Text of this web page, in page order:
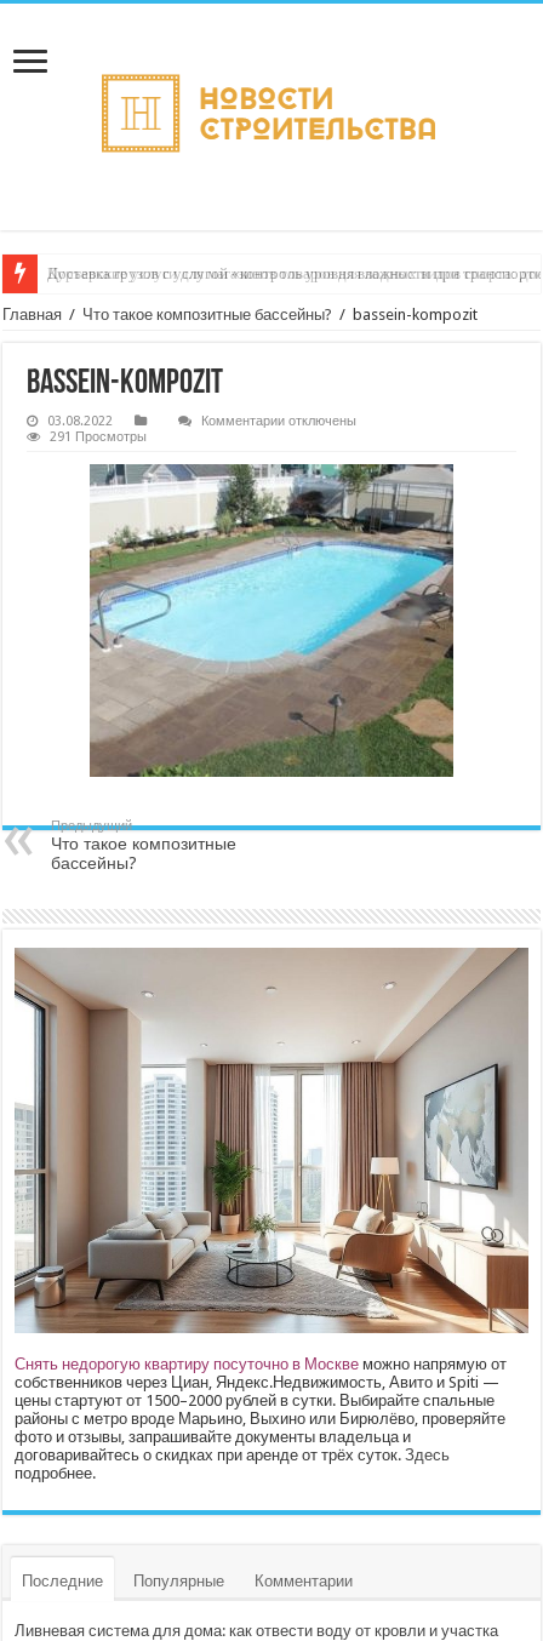
Курьерские услуги для магазинов товаров для водных видов спорта:
Главная / Что такое композитные бассейны? / bassein-kompozit
bassein-kompozit
03.08.2022 Комментариик
kompozit
отключены
291 Просмотры
Предыдущий
Что такое композитные
бассейны?
Снять недорогую квартиру посуточно в Москве можно напрямую от
собственников через Циан, Яндекс.Недвижимость, Авито и Spiti —
цены стартуют от 1500–2000 рублей в сутки. Выбирайте спальные
районы с метро вроде Марьино, Выхино или Бирюлёво, проверяйте
фото и отзывы, запрашивайте документы владельца и
договаривайтесь о скидках при аренде от трёх суток.Здесь
подробнее.
Последние Популярные Комментарии
Ливневая система для дома: как отвести воду от кровли и участка